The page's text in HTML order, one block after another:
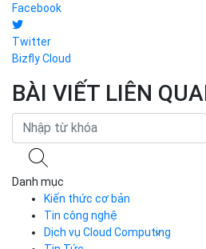
Facebook
Twitter
Bizfly Cloud
BÀI VIẾT LIÊN
Danh mục
Kiến thức cơ bản
Tin công nghệ
Dịch vụ Cloud Computing